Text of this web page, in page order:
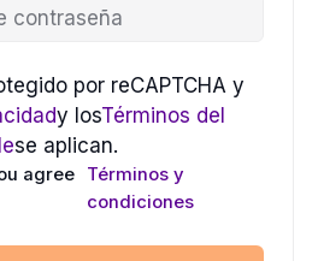
por reCAPTCHA y
y losTérminos del
se aplican.
agree
Términos y
condiciones